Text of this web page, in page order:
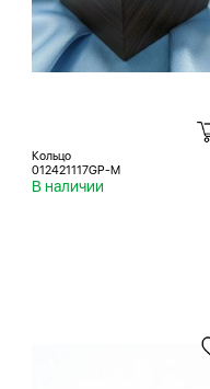
Кольцо
012421117GP-M
В наличии